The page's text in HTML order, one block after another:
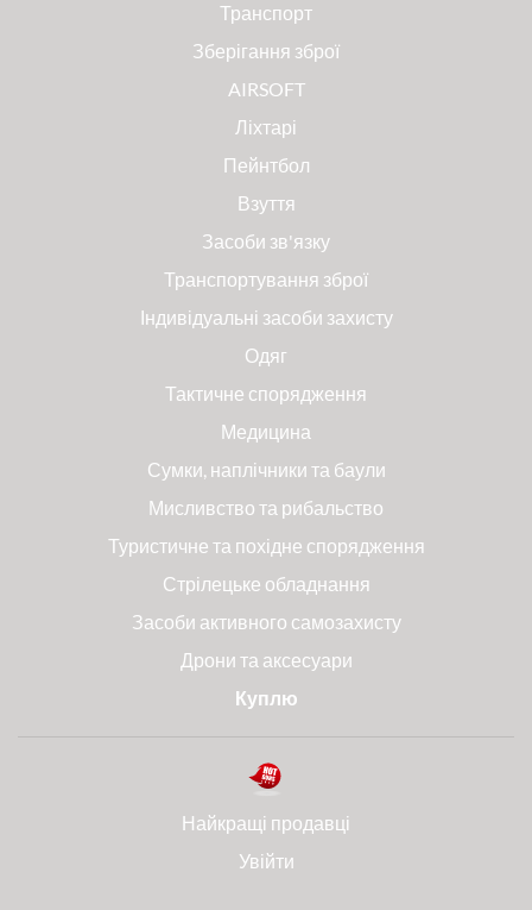
Транспорт
Зберігання зброї
AIRSOFT
Ліхтарі
Пейнтбол
Взуття
Засоби зв'язку
Транспортування зброї
Індивідуальні засоби захисту
Одяг
Тактичне спорядження
Медицина
Сумки, наплічники та баули
Мисливство та рибальство
Туристичне та похідне спорядження
Стрілецьке обладнання
Засоби активного самозахисту
Дрони та аксесуари
Куплю
Найкращі продавці
Увійти